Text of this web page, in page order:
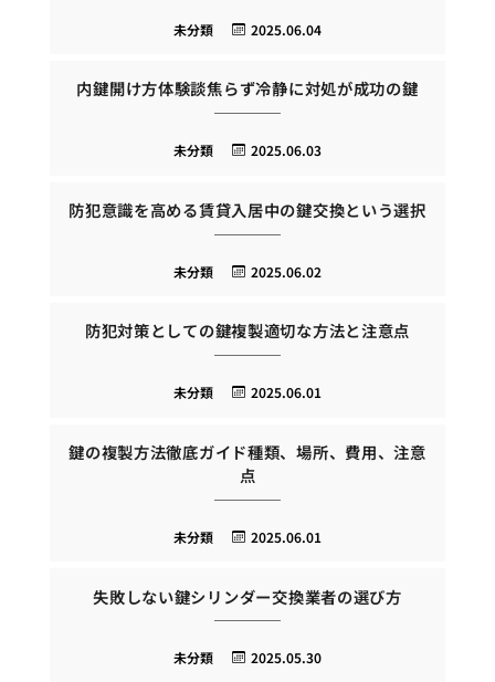
2025.06.04
未分類
内鍵開け方体験談焦らず冷静に対処が成功の鍵
2025.06.03
未分類
防犯意識を高める賃貸入居中の鍵交換という選択
2025.06.02
未分類
防犯対策としての鍵複製適切な方法と注意点
2025.06.01
未分類
鍵の複製方法徹底ガイド種類、場所、費用、注意
点
2025.06.01
未分類
失敗しない鍵シリンダー交換業者の選び方
2025.05.30
未分類